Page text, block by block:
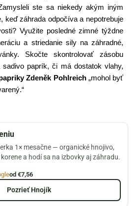
ste sa niekedy akým iným
keď záhrada odpočíva a nepotrebuje
Využite posledné zimné týždne
a striedanie sily na záhradné,
Skočte skontrolovať zásobu
sadivo paprík, či má dostatok vlahy,
Zdeněk Pohlreich „mohol byť
1× mesačne — organické hnojivo,
a hodí sa na izbovky aj záhradu.
od €7,56
Pozrieť Hnojík